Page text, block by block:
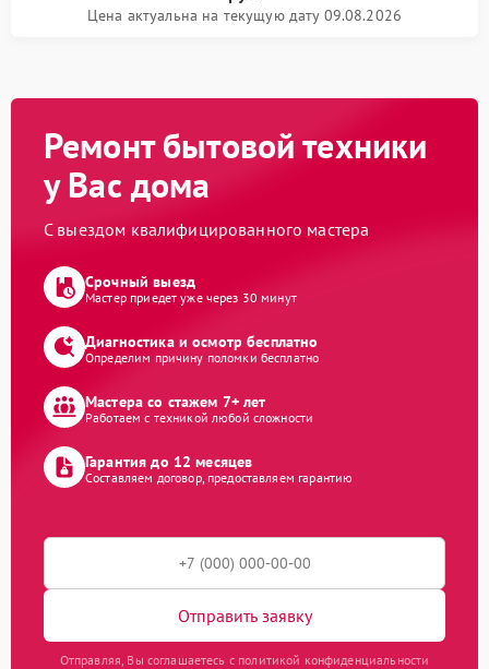
Цена актуальна на текущую дату 09.08.2026
Ремонт бытовой техники
у Вас дома
С выездом квалифицированного мастера
Срочный выезд
Мастер приедет уже через 30 минут
Диагностика и осмотр бесплатно
Определим причину поломки бесплатно
Мастера со стажем 7+ лет
Работаем с техникой любой сложности
Гарантия до 12 месяцев
Составляем договор, предоставляем гарантию
Отправить заявку
Отправляя, Вы соглашаетесь с политикой конфиденциальности